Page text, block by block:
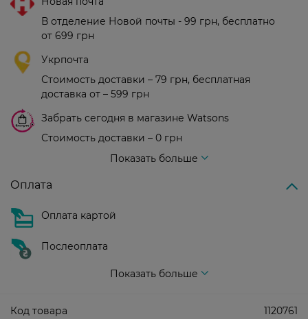
В отделение Новой почты - 99 грн, бесплатно
от 699 грн
Укрпочта
Стоимость доставки – 79 грн, бесплатная
доставка от – 599 грн
Забрать сегодня в магазине Watsons
Стоимость доставки – 0 грн
Показать больше
Оплата
Оплата картой
Послеоплата
Показать больше
Код товара 1120761